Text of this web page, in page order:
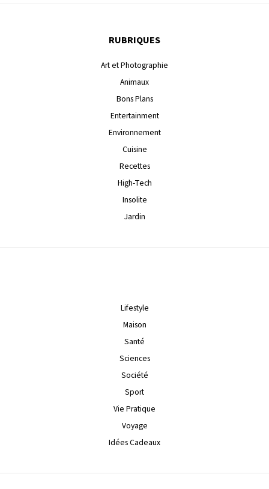
RUBRIQUES
Art et Photographie
Animaux
Bons Plans
Entertainment
Environnement
Cuisine
Recettes
High-Tech
Insolite
Jardin
Lifestyle
Maison
Santé
Sciences
Société
Sport
Vie Pratique
Voyage
Idées Cadeaux